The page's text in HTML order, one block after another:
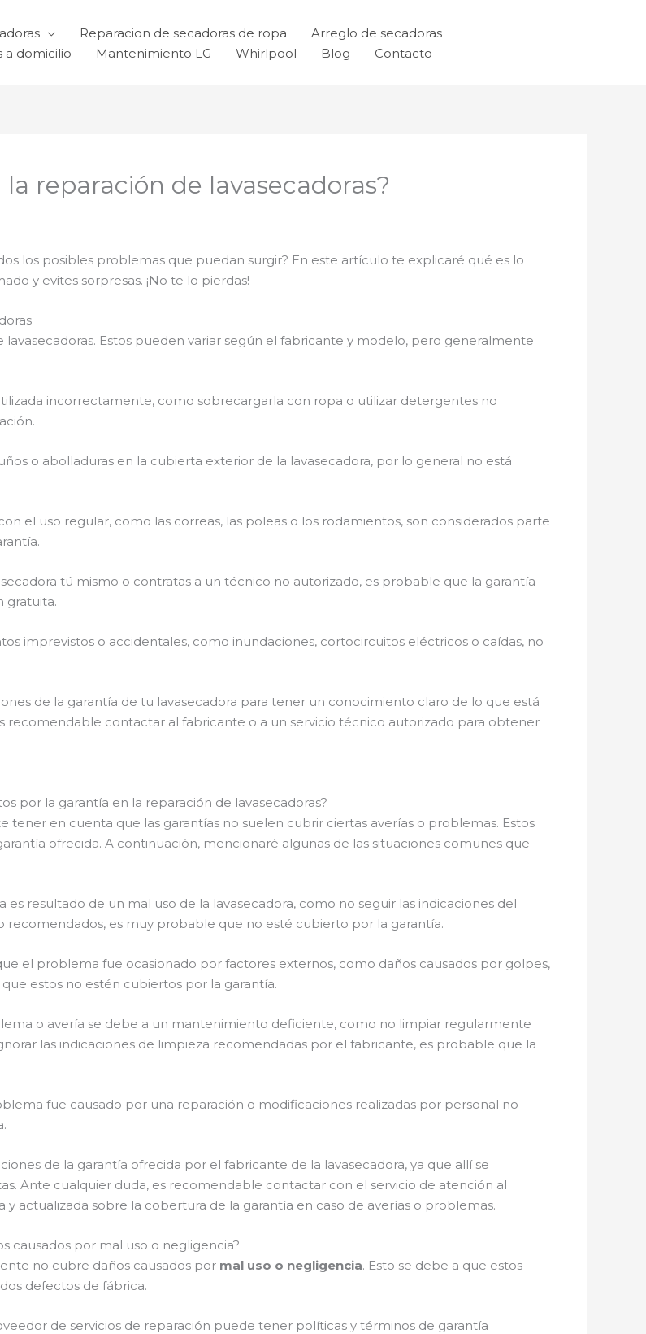
Reparacion de secadoras de ropa
Arreglo de secadoras
a domicilio
Mantenimiento LG Whirlpool Blog Contacto
reparación de lavasecadoras?
los posibles problemas que puedan surgir? En este artículo te explicaré qué es lo
y evites sorpresas. ¡No te lo pierdas!
Estos pueden variar según el fabricante y modelo, pero generalmente
incorrectamente, como sobrecargarla con ropa o utilizar detergentes no
o abolladuras en la cubierta exterior de la lavasecadora, por lo general no está
el uso regular, como las correas, las poleas o los rodamientos, son considerados parte
tú mismo o contratas a un técnico no autorizado, es probable que la garantía
gratuita.
imprevistos o accidentales, como inundaciones, cortocircuitos eléctricos o caídas, no
de la garantía de tu lavasecadora para tener un conocimiento claro de lo que está
recomendable contactar al fabricante o a un servicio técnico autorizado para obtener
por la garantía en la reparación de lavasecadoras?
tener en cuenta que las garantías no suelen cubrir ciertas averías o problemas. Estos
ofrecida. A continuación, mencionaré algunas de las situaciones comunes que
resultado de un mal uso de la lavasecadora, como no seguir las indicaciones del
es muy probable que no esté cubierto por la garantía.
el problema fue ocasionado por factores externos, como daños causados por golpes,
estos no estén cubiertos por la garantía.
o avería se debe a un mantenimiento deficiente, como no limpiar regularmente
las indicaciones de limpieza recomendadas por el fabricante, es probable que la
fue causado por una reparación o modificaciones realizadas por personal no
de la garantía ofrecida por el fabricante de la lavasecadora, ya que allí se
Ante cualquier duda, es recomendable contactar con el servicio de atención al
actualizada sobre la cobertura de la garantía en caso de averías o problemas.
causados por mal uso o negligencia?
no cubre daños causados por mal uso o negligencia. Esto se debe a que estos
defectos de fábrica.
de servicios de reparación puede tener políticas y términos de garantía